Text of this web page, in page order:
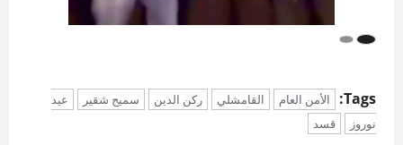
Tags: الأمن العام القامشلي ركن الدين سميح شقير
عيد
نوروز
قسد